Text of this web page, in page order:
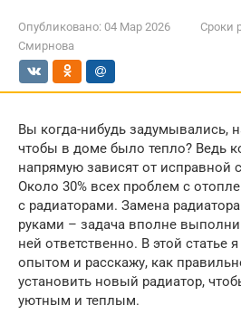
Опубликовано: 04 Мар 2026 Сроки
Смирнова
Вы когда-нибудь задумывались,
чтобы в доме было тепло? Ведь
напрямую зависят от исправной
Около 30% всех проблем с
с радиаторами. Замена
руками – задача вполне
ней ответственно. В этой статье
опытом и расскажу, как
установить новый радиатор,
уютным и теплым.